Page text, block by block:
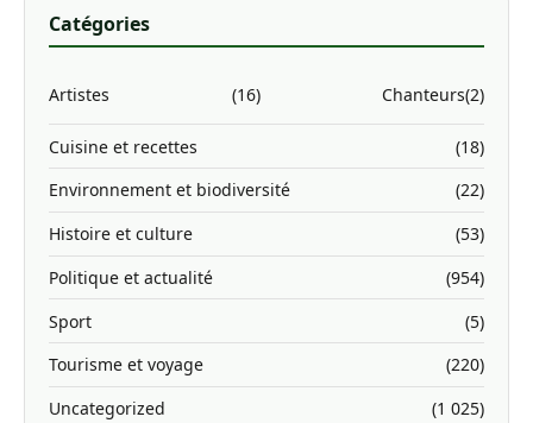
Catégories
Artistes (16) Chanteurs(2)
Cuisine et recettes
(18)
Environnement et biodiversité
(22)
Histoire et culture
(53)
Politique et actualité
(954)
Sport
(5)
Tourisme et voyage
(220)
Uncategorized
(1 025)